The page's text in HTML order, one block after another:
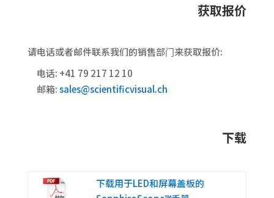
获取报价
请电话或者邮件联系我们的销售部⻔来获取报价:
电话: +41 79 217 12 10
邮箱:sales@scientificvisual.ch
下载
下载用于LED和屏幕盖板的